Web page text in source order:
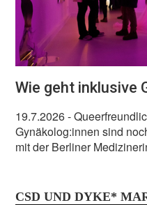
Wie geht inklusive
19.7.2026-
Gynäkolog:innen sind
mit der Berliner
CSD UND DYKE*